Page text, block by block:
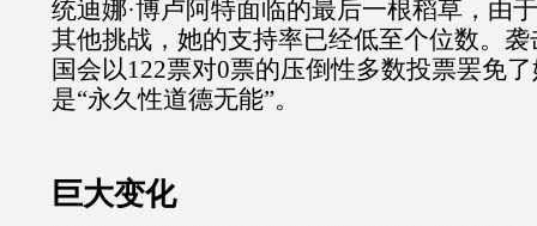
统迪娜·博卢阿特面临的最后一根稻草，由
其他挑战，她的支持率已经低至个位数。
国会以122票对0票的压倒性多数投票罢免
是“永久性道德无能”。
巨大变化